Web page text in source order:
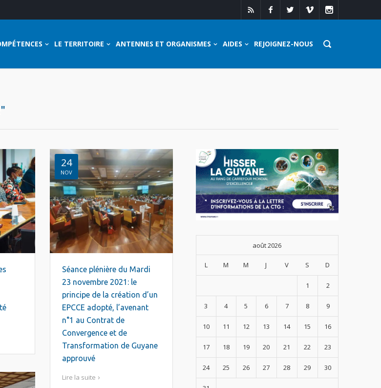
LE TERRITOIRE ANTENNES ET ORGANISMES AIDES REJOIGNEZ-NOUS
24
NOV
Séance plénière du Mardi
23 novembre 2021: le
principe de la création d’un
EPCCE adopté, l’avenant
n°1 au Contrat de
Convergence et de
Transformation de Guyane
approuvé
Lire la suite
août 2026
L M M J V S D
1 2
3 4 5 6 7 8 9
10 11 12 13 14 15 16
17 18 19 20 21 22 23
24 25 26 27 28 29 30